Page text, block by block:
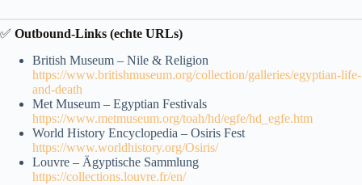
✅ Outbound-Links (echte URLs)
British Museum – Nile & Religion
https://www.britishmuseum.org/collection/galleries/egyptian-life-
and-death
Met Museum – Egyptian Festivals
https://www.metmuseum.org/toah/hd/egfe/hd_egfe.htm
World History Encyclopedia – Osiris Fest
https://www.worldhistory.org/Osiris/
Louvre – Ägyptische Sammlung
https://collections.louvre.fr/en/